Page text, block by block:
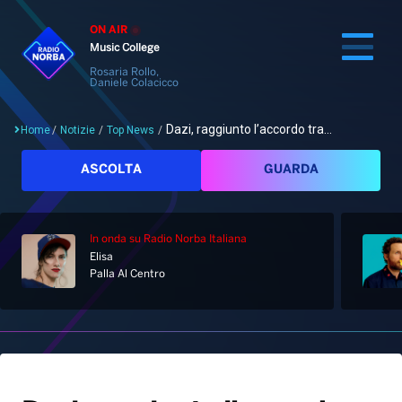
ON AIR
Music College
Rosaria Rollo,
Daniele Colacicco
Cerca
Home
Palinsesto
Notizie
Home/ Notizie / Top News / Dazi, raggiunto l’accordo tra...
ASCOLTA GUARDA
In onda su Radio Norba Italiana
Elisa
Palla Al Centro